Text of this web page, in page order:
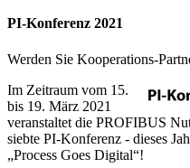
PI-Konferenz 2021
Werden Sie Kooperations-
Im Zeitraum vom 15.
bis 19. März 2021
veranstaltet die PROFIBUS
siebte PI-Konferenz - dieses
„Process Goes Digital“!